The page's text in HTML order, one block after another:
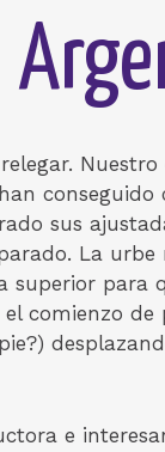
sus
La
superior
comienzo
e